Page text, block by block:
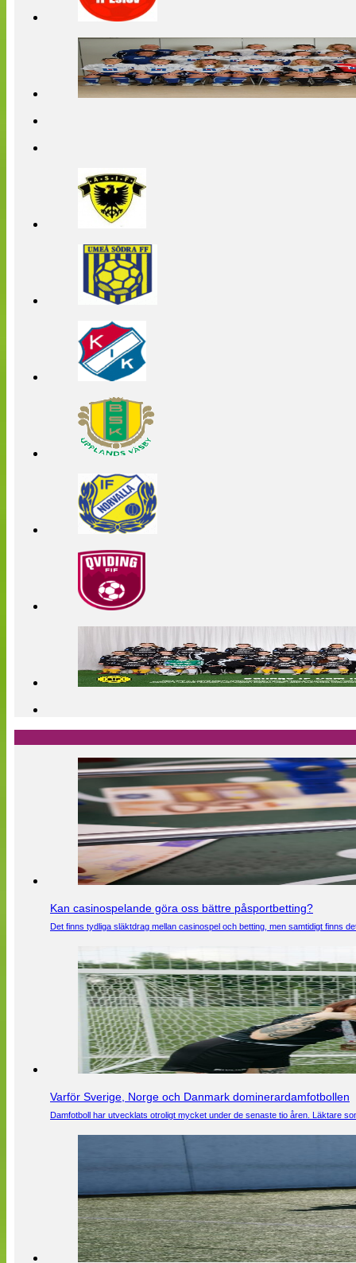
Kan casinospelande göra oss bättre påsportbetting?
Det finns tydliga släktdrag mellan casinospel och betting, men samtidigt finns
Varför Sverige, Norge och Danmark dominerardamfotbollen
Damfotboll har utvecklats otroligt mycket under de senaste tio åren. Läktare